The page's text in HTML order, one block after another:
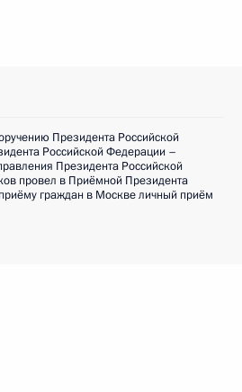
Президента Российской
Российской Федерации –
Президента Российской
провел в Приёмной Президента
граждан в Москве личный приём